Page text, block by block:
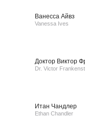
Ванесса Айвз
Vanessa Ives
Доктор Виктор
Dr. Victor
Итан Чандлер
Ethan Chandler